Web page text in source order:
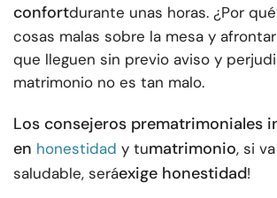
confortdurante unas horas. ¿Por
cosas malas sobre la mesa y
que lleguen sin previo aviso y
matrimonio no es tan malo.
Los consejeros prematrimoniales
en honestidad y tumatrimonio, si
saludable, seráexige honestidad!